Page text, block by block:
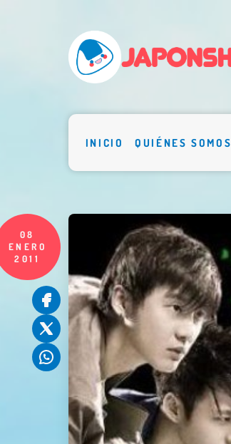
INICIO QUIÉNES SOMOS
08
ENERO
2011